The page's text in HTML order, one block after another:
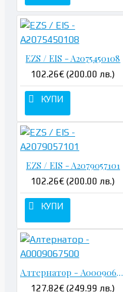
EZS / EIS - A2075450108
102.26€ (200.00 лв.)
КУПИ
EZS / EIS - A2079057101
102.26€ (200.00 лв.)
КУПИ
Алтернатор - A0009067500
127.82€ (249.99 лв.)